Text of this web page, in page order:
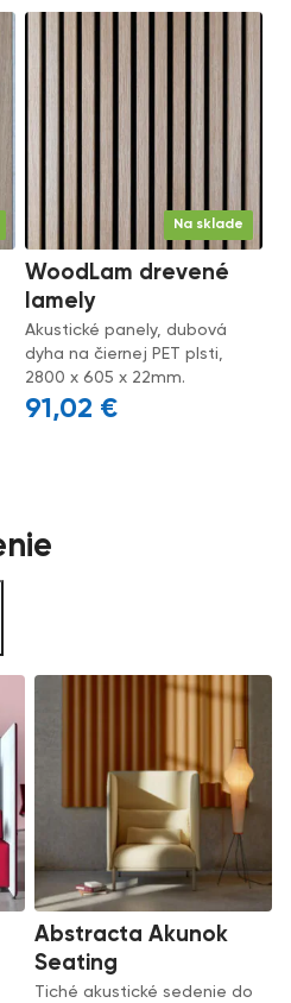
Na sklade
WoodLam drevené
lamely
Akustické panely, dubová
dyha na čiernej PET plsti,
2800 x 605 x 22mm.
91,02 €
Abstracta Akunok
Seating
Tiché akustické sedenie do